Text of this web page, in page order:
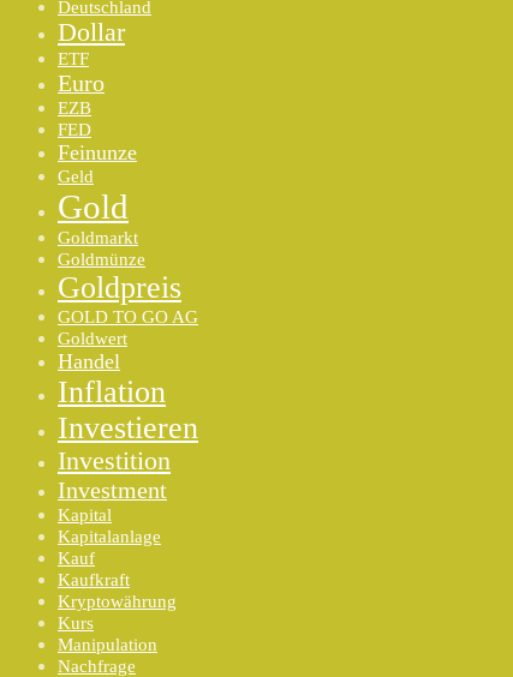
Deutschland
Dollar
ETF
Euro
EZB
FED
Feinunze
Geld
Gold
Goldmarkt
Goldmünze
Goldpreis
GOLD TO GO AG
Goldwert
Handel
Inflation
Investieren
Investition
Investment
Kapital
Kapitalanlage
Kauf
Kaufkraft
Kryptowährung
Kurs
Manipulation
Nachfrage